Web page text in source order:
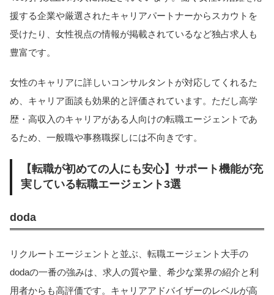
援する企業や厳選されたキャリアパートナーからスカウトを
受けたり、女性視点の情報が掲載されているなど独占求人も
豊富です。
女性のキャリアに詳しいコンサルタントが対応してくれるた
め、キャリア面談も効果的と評価されています。ただし高学
歴・高収入のキャリアがある人向けの転職エージェントであ
るため、一般職や事務職探しには不向きです。
【転職が初めての人にも安心】サポート機能が充
実している転職エージェント3選
doda
リクルートエージェントと並ぶ、転職エージェント大手の
dodaの一番の強みは、求人の質や量、希少な業界の紹介と利
用者からも高評価です。キャリアアドバイザーのレベルが高